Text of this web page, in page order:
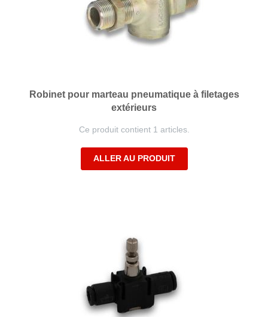
Robinet pour marteau pneumatique à filetages
extérieurs
Ce produit contient 1 articles.
ALLER AU PRODUIT